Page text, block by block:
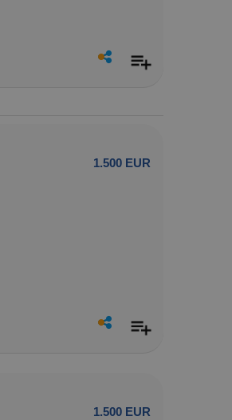
1.500 EUR
1.500 EUR